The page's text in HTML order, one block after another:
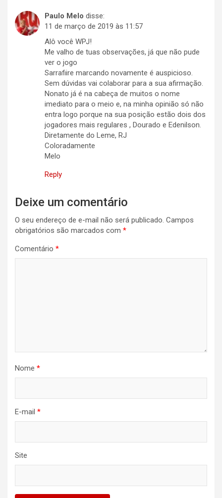
Paulo Melo disse:
11 de março de 2019 às 11:57
Alô você WPJ!
Me valho de tuas observações, já que não pude
ver o jogo
Sarrafiire marcando novamente é auspicioso.
Sem dúvidas vai colaborar para a sua afirmação.
Nonato já é na cabeça de muitos o nome
imediato para o meio e, na minha opinião só não
entra logo porque na sua posição estão dois dos
jogadores mais regulares , Dourado e Edenilson.
Diretamente do Leme, RJ
Coloradamente
Melo
Reply
Deixe um comentário
O seu endereço de e-mail não será publicado. Campos
obrigatórios são marcados com *
Comentário *
Nome *
E-mail *
Site